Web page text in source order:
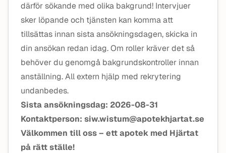
därför sökande med olika bakgrund! Intervjuer
sker löpande och tjänsten kan komma att
tillsättas innan sista ansökningsdagen, skicka in
din ansökan redan idag. Om roller kräver det så
behöver du genomgå bakgrundskontroller innan
anställning. All extern hjälp med rekrytering
undanbedes.
Sista ansökningsdag: 2026-08-31
Kontaktperson: siw.wistum@apotekhjartat.se
Välkommen till oss – ett apotek med Hjärtat
på rätt ställe!